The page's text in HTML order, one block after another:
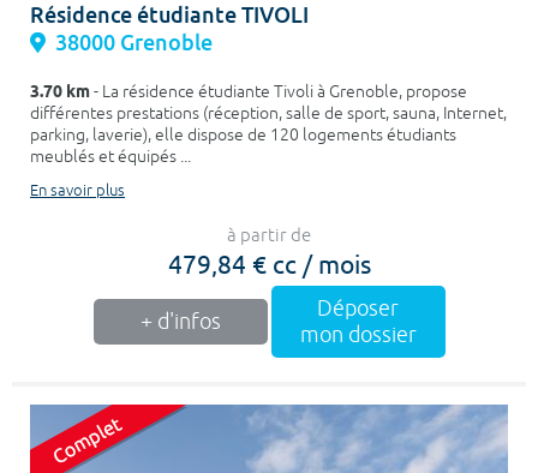
Résidence étudiante TIVOLI
38000 Grenoble
3.70 km- La résidence étudiante Tivoli à Grenoble, propose
différentes prestations (réception, salle de sport, sauna, Internet,
parking, laverie), elle dispose de 120 logements étudiants
meublés et équipés ...
En savoir plus
à partir de
479,84 € cc / mois
+ d'infos
Déposer
mon dossier